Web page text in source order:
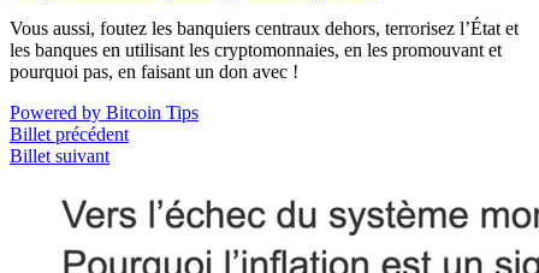
Vous aussi, foutez les banquiers centraux dehors, terrorisez l’État et
les banques en utilisant les cryptomonnaies, en les promouvant et
pourquoi pas, en faisant un don avec !
Powered by Bitcoin Tips
Billet précédent
Billet suivant